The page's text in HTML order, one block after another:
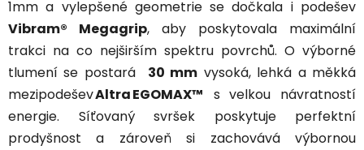
1mm a vylepšené geometrie se dočkala i podešev
Vibram® Megagrip, aby poskytovala maximální
trakci na co nejširším spektru povrchů. O výborné
tlumení se postará 30 mm vysoká, lehká a měkká
mezipodeševAltra EGOMAX™
s velkou návratností
energie. Síťovaný svršek poskytuje perfektní
prodyšnost a zároveň si zachovává výbornou